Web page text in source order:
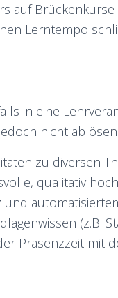
auf
Lerntempo
in eine
nicht
zu diversen
qualitativ
und
(z.B.
Präsenzzeit mit